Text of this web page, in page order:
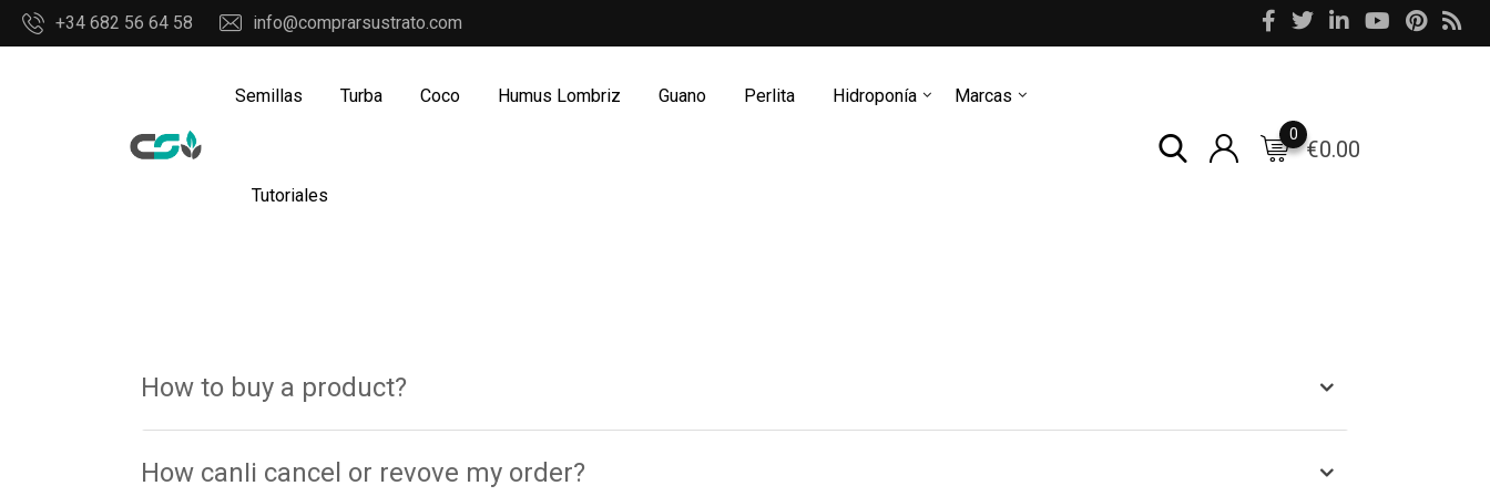
+34 682 56 64 58 info@comprarsustrato.com
Semillas Turba Coco Humus Lombriz Guano Perlita Hidroponía Marcas
Tutoriales
€0.00
0
How to buy a product?
How canIi cancel or revove my order?